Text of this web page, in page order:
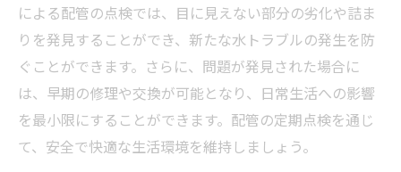
による配管の点検では、目に見えない部分の劣化や詰ま
りを発見することができ、新たな水トラブルの発生を防
ぐことができます。さらに、問題が発見された場合に
は、早期の修理や交換が可能となり、日常生活への影響
を最小限にすることができます。配管の定期点検を通じ
て、安全で快適な生活環境を維持しましょう。